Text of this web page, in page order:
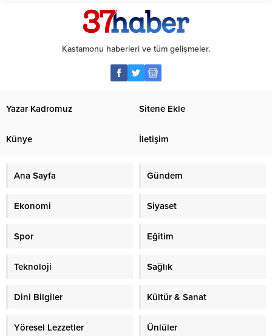
Kastamonu haberleri ve tüm gelişmeler.
Yazar Kadromuz Sitene Ekle
Künye İletişim
Ana Sayfa Gündem
Ekonomi Siyaset
Spor Eğitim
Teknoloji Sağlık
Dini Bilgiler Kültür & Sanat
Yöresel Lezzetler Ünlüler